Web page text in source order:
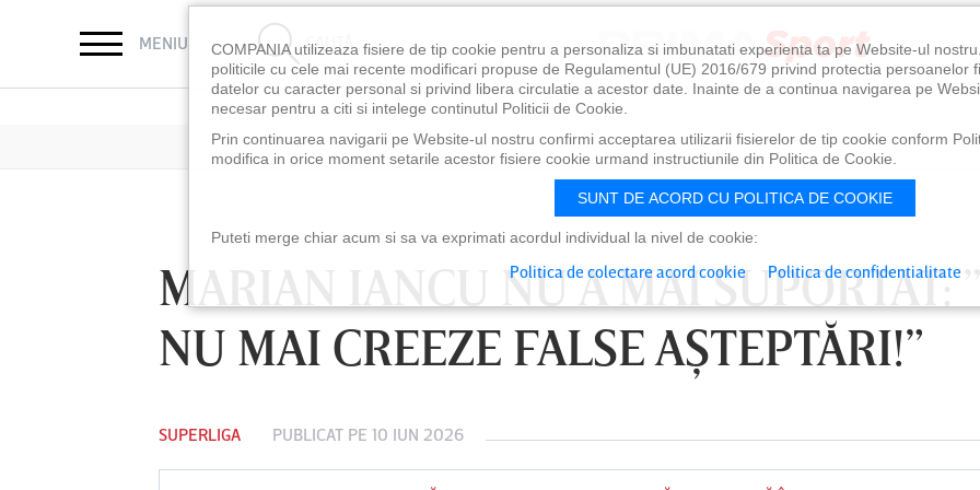
MENIU CAUTĂ
MARIAN IANCU NU A MAI SUPORTAT:
NU MAI CREEZE FALSE AŞTEPTĂRI!”
SUPERLIGA PUBLICAT PE 10 IUN 2026
LUNI 10 AUG, 18:30 LUNI 10 AUG, 21:30 VINERI 07 AUG, 21:00
COMPANIA utilizeaza fisiere de tip cookie pentru a personaliza si imbunatati experienta ta pe Website-ul
politicile cu cele mai recente modificari propuse de Regulamentul (UE) 2016/679 privind protectia persoanelor
datelor cu caracter personal si privind libera circulatie a acestor date. Inainte de a continua navigarea pe
necesar pentru a citi si intelege continutul Politicii de Cookie.
Prin continuarea navigarii pe Website-ul nostru confirmi acceptarea utilizarii fisierelor de tip cookie conform
modifica in orice moment setarile acestor fisiere cookie urmand instructiunile din Politica de Cookie.
SUNT DE ACORD CU POLITICA DE COOKIE
Puteti merge chiar acum si sa va exprimati acordul individual la nivel de cookie:
Politica de colectare acord cookie Politica de confidentialitate